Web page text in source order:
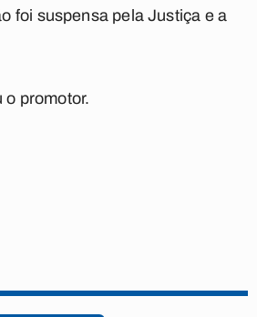
foi suspensa pela Justiça e a
promotor.